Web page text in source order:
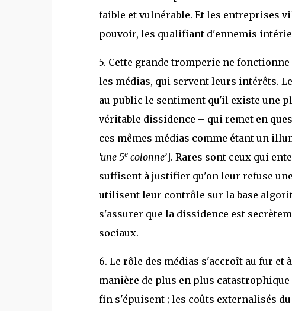
faible et vulnérable. Et les entreprises
pouvoir, les qualifiant d'ennemis
5. Cette grande tromperie ne
les médias, qui servent leurs intérêts.
au public le sentiment qu'il existe une
véritable dissidence – qui remet en
ces mêmes médias comme étant un
‘une 5ecolonne’]. Rares sont ceux qui
suffisent à justifier qu'on leur refuse
utilisent leur contrôle sur la base
s'assurer que la dissidence est
sociaux.
6. Le rôle des médias s'accroît au fur et
manière de plus en plus
fin s'épuisent ; les coûts externalisés